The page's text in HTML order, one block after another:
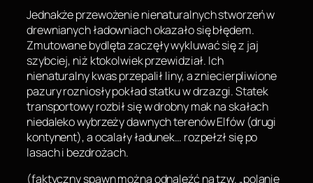
Jednakże przewożenie nienaturalnych stworzeń w
drewnianych ładowniach okazało się błędem.
Zmutowane bydlęta zaczęły wykluwać się z jaj
szybciej, niż ktokolwiek przewidział. Ich
nienaturalny kwas przepalił liny, a zniecierpliwione
pazury rozniosły pokład statku w drzazgi. Statek
transportowy rozbił się w drobny mak na skałach
niedaleko wybrzeży dawnych terenów Elfów (drugi
kontynent), a ocalały ładunek… rozpełzł się po
lasach i bezdrożach.
(faktyczny spawn można odnaleźć na tzw. „polanie